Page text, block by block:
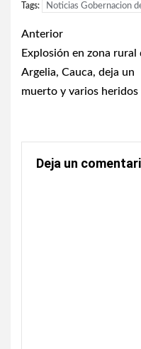
Tags: Noticias Gobernacion
Post
navigation
Anterior
Explosión en zona rural
Argelia, Cauca, deja un
muerto y varios heridos
Deja un